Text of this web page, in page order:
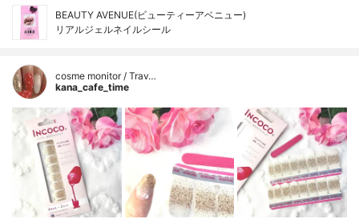
BEAUTY AVENUE(ビューティーアベニュー)
リアルジェルネイルシール
cosme monitor / Trav…
kana_cafe_time